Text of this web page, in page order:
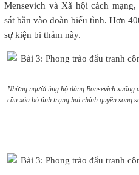
Mensevich và Xã hội cách
sát bắn vào đoàn biểu tình. Hơn
sự kiện bi thảm này.
Những người ủng hộ đảng Bonsevich
cầu xóa bỏ tình trạng hai chính quyền song